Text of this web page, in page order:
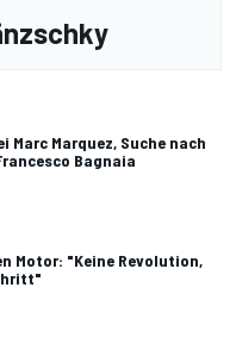
Marc Marquez, Suche nach
Bagnaia
Motor: "Keine Revolution,